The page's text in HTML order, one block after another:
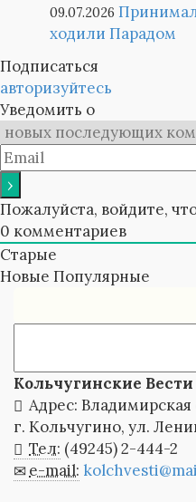
09.07.2026
ходили Парадом
Подписаться
авторизуйтесь
Уведомить о
Пожалуйста, войдите,
0 комментариев
Старые
Новые Популярные
Кольчугинские Вести
Адрес: Владимирская
г. Кольчугино, ул.
Тел: (49245) 2-444-2
e-mail: